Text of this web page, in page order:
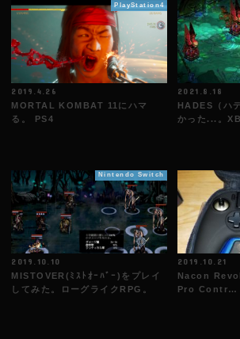
PlayStation4
2019.4.26
MORTAL KOMBAT 11にハマ
る。 PS4
2021.8.18
HADES（ハ
かった...。
Nintendo Switch
2019.10.10
MISTOVER(ﾐｽﾄｵｰﾊﾞｰ)をプレイ
してみた。ローグライクRPG。
2019.10.21
Nacon
Pro Contr…